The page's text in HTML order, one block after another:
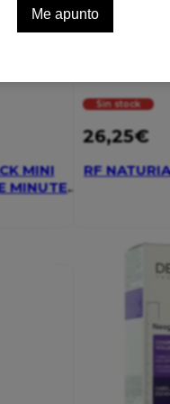
MINI
MINUTE
Sin stock
26,25€
RF